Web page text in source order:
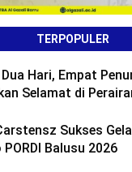
TERPOPULER
Hari, Empat
Selamat di
Sukses
Balusu 2026